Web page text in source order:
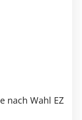
nach Wahl EZ